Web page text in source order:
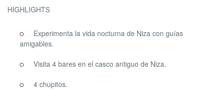
pata de conejo y abre tu tarro de cristal de Moonshine: ¡el Día de
persona más afortunada del mundo. El duende, que viste un
abrigo verde, un sombrero de copa y zapatos con hebilla, es
escapar de la captura. Hay mucho en juego, porque atrapar a un
HIGHLIGHTS
Experimenta la vida nocturna de Niza con guías
amigables.
Visita 4 bares en el casco antiguo de Niza.
4 chupitos.